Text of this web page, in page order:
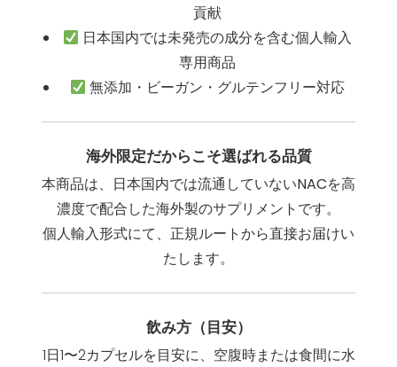
貢献
日本国内では未発売の成分を含む個人輸入
専用商品
無添加・ビーガン・グルテンフリー対応
海外限定だからこそ選ばれる品質
本商品は、 日本国内では流通していないNACを高
濃度で配合した海外製のサプリメントです。
個人輸入形式にて、正規ルートから直接お届けい
たします。
飲み方（目安）
1日1〜2カプセルを目安に、空腹時または食間に水